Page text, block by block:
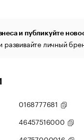
и публикуйте
развивайте личный
0168777681
46457516000